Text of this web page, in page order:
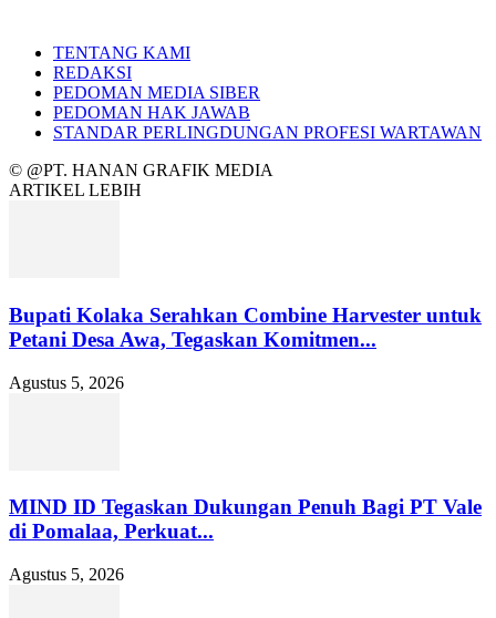
TENTANG KAMI
REDAKSI
PEDOMAN MEDIA SIBER
PEDOMAN HAK JAWAB
STANDAR PERLINGDUNGAN PROFESI WARTAWAN
© @PT. HANAN GRAFIK MEDIA
ARTIKEL LEBIH
Bupati Kolaka Serahkan Combine Harvester untuk
Petani Desa Awa, Tegaskan Komitmen...
Agustus 5, 2026
MIND ID Tegaskan Dukungan Penuh Bagi PT Vale
di Pomalaa, Perkuat...
Agustus 5, 2026